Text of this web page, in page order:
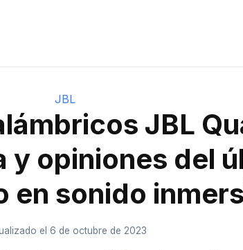
JBL
JBL
y opiniones del
en sonido
el 6 de octubre de 2023